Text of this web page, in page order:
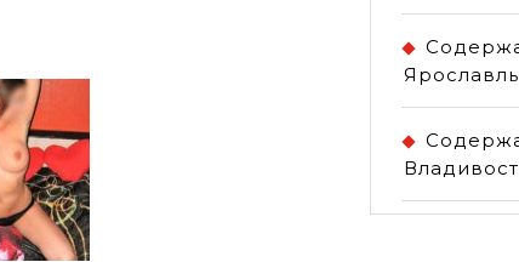
Ярославль